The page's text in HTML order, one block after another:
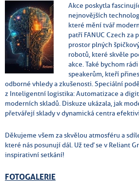
Akce poskytla
nejnovějších
které mění tvář
patří FANUC Czech
prostor plných
robotů, které skvěle
akce. Také bychom
speakerům, kteří
odborné vhledy a zkušenosti. Speciální
z Inteligentní logistika: Automatizace a
moderních skladů. Diskuze ukázala, jak
přetvářejí sklady v dynamická centra
Děkujeme všem za skvělou atmosféru a
které nás posunují dál. Už teď se v Reliant
inspirativní setkání!
FOTOGALERIE